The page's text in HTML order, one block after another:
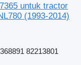
untuk tractor
(1993-2014)
82213801